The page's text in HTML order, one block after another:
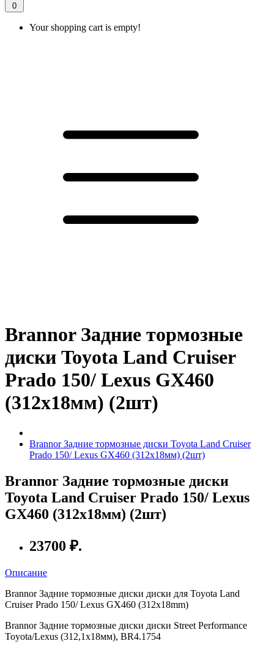
0
Your shopping cart is empty!
Brannor Задние тормозные
диски Toyota Land Cruiser
Prado 150/ Lexus GX460
(312х18мм) (2шт)
Brannor Задние тормозные диски Toyota Land Cruiser
Prado 150/ Lexus GX460 (312х18мм) (2шт)
Brannor Задние тормозные диски
Toyota Land Cruiser Prado 150/ Lexus
GX460 (312х18мм) (2шт)
23700 ₽.
Описание
Brannor Задние тормозные диски диски для Toyota Land
Cruiser Prado 150/ Lexus GX460 (312х18mm)
Brannor Задние тормозные диски диски Street Performance
Toyota/Lexus (312,1x18мм), BR4.1754